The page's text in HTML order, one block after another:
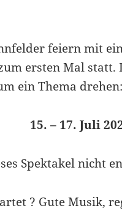
feiern mit
ersten Mal statt.
ein Thema
15. – 17. Juli
Spektakel nicht
? Gute Musik,